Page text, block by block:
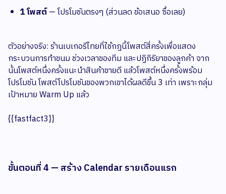
1 โพสต์— โปรโมชันตรงๆ (ส่วนลด ข้อเสนอ ซื้อเลย)
ตัวอย่างจริง: ร้านเบเกอรีไทยที่ใช้กฎนี้โพสต์สี่ครั้งเพื่อแสดง
กระบวนการทำขนม ช่วงเวลาของทีม และปฏิกิริยาของลูกค้า จาก
นั้นโพสต์หนึ่งครั้งแนะนำสินค้าขายดี แล้วโพสต์หนึ่งครั้งพร้อม
โปรโมชัน โพสต์โปรโมชันของพวกเขาได้ผลดีขึ้น 3 เท่า เพราะกลุ่ม
เป้าหมาย Warm Up แล้ว
{{fastfact3}}
ขั้นตอนที่ 4 — สร้าง Calendar รายเดือนแรก